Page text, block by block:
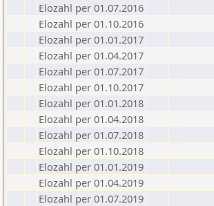
Elozahl per 01.07.2016
Elozahl per 01.10.2016
Elozahl per 01.01.2017
Elozahl per 01.04.2017
Elozahl per 01.07.2017
Elozahl per 01.10.2017
Elozahl per 01.01.2018
Elozahl per 01.04.2018
Elozahl per 01.07.2018
Elozahl per 01.10.2018
Elozahl per 01.01.2019
Elozahl per 01.04.2019
Elozahl per 01.07.2019